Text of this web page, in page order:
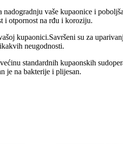
vaše kupaonice i
i otpornost na rđu i koroziju.
kupaonici.Savršeni su za
neugodnosti.
standardnih kupaonskih
je na bakterije i plijesan.